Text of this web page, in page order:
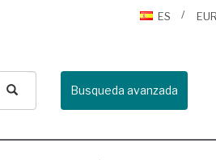
ES
EUR
Busqueda avanzada